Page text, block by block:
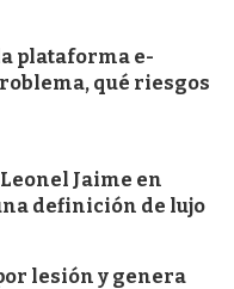
plataforma e-
qué riesgos
Jaime en
definición de lujo
lesión y genera